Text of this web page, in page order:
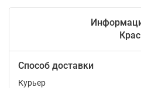
Способ доставки
Курьер